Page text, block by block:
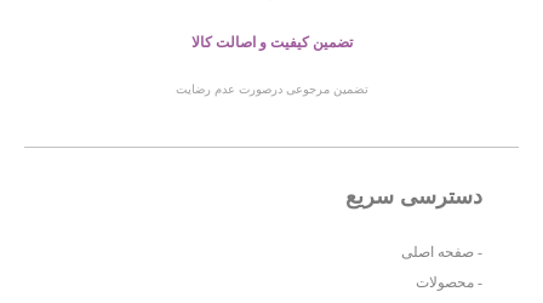
تضمین کیفیت و اصالت کالا
تضمین مرجوعی درصورت عدم رضایت
دسترسی سریع
- صفحه اصلی
- محصولات